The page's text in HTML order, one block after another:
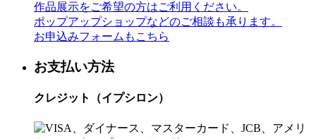
作品展示をご希望の方はご利用ください。
ポップアップショップなどのご相談も承ります。
お申込みフォームもこちら
お支払い方法
クレジット（イプシロン）